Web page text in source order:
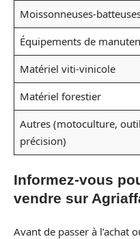
Moissonneuses-
Équipements de
Matériel viti-vinicole
Matériel forestier
Autres (motoculture,
précision)
Informez-vous
vendre sur
Avant de passer à l’achat